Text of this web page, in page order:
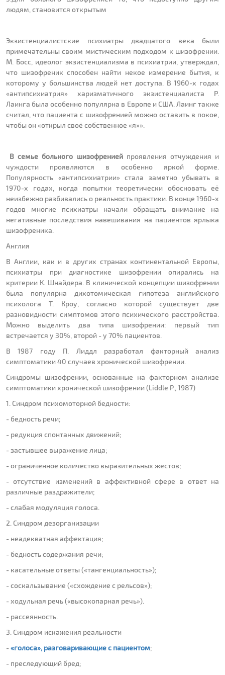
людям, становится открытым
Экзистенциалистские психиатры двадцатого века были
примечательны своим мистическим подходом к шизофрении.
М. Босс, идеолог экзистенциализма в психиатрии, утверждал,
что шизофреник способен найти некое измерение бытия, к
которому у большинства людей нет доступа. В 1960-х годах
«антипсихиатрия» харизматичного экзистенциалиста Р.
Лаинга была особенно популярна в Европе и США. Лаинг также
считал, что пациента с шизофренией можно оставить в покое,
чтобы он «открыл своё собственное «я»».
В семье больного шизофрениейпроявления отчуждения и
чуждости проявляются в особенно яркой форме.
Популярность «антипсихиатрии» стала заметно убывать в
1970-х годах, когда попытки теоретически обосновать её
неизбежно разбивались о реальность практики. В конце 1960-х
годов многие психиатры начали обращать внимание на
негативные последствия навешивания на пациентов ярлыка
шизофреника.
Англия
В Англии, как и в других странах континентальной Европы,
психиатры при диагностике шизофрении опирались на
критерии К. Шнайдера. В клинической концепции шизофрении
была популярна дихотомическая гипотеза английского
психолога Т. Кроу, согласно которой существует две
разновидности симптомов этого психического расстройства.
Можно выделить два типа шизофрении: первый тип
встречается у 30%, второй - у 70% пациентов.
В 1987 году П. Лиддл разработал факторный анализ
симптоматики 40 случаев хронической шизофрении.
Синдромы шизофрении, основанные на факторном анализе
симптоматики хронической шизофрении (Liddle P., 1987)
1. Синдром психомоторной бедности:
- бедность речи;
- редукция спонтанных движений;
- застывшее выражение лица;
- ограниченное количество выразительных жестов;
- отсутствие изменений в аффективной сфере в ответ на
различные раздражители;
- слабая модуляция голоса.
2. Синдром дезорганизации
- неадекватная аффектация;
- бедность содержания речи;
- касательные ответы («тангенциальность»);
- соскальзывание («схождение с рельсов»);
- ходульная речь («высокопарная речь»).
- рассеянность.
3. Синдром искажения реальности
-«голоса», разговаривающие с пациентом;
- преследующий бред;